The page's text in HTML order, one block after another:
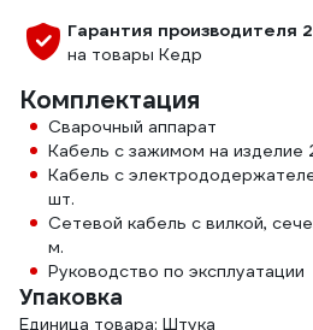
Гарантия производителя
на товары Кедр
Комплектация
Сварочный аппарат
Кабель с зажимом на изделие
Кабель с
шт.
Сетевой кабель с вилкой,
м.
Руководство по эксплуатации
Упаковка
Единица товара: Штука